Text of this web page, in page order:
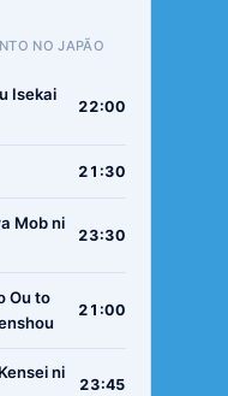
NO JAPÃO
Isekai
22:00
21:30
Mob ni
23:30
Ou to
21:00
ni
23:45